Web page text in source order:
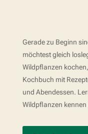
Gerade zu Beginn
möchtest gleich
Wildpflanzen
Kochbuch mit
und Abendessen.
Wildpflanzen